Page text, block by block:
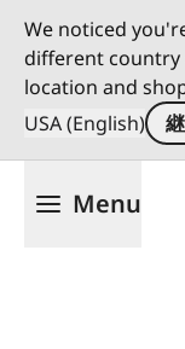
We noticed
different
location and
USA (English)
Menu